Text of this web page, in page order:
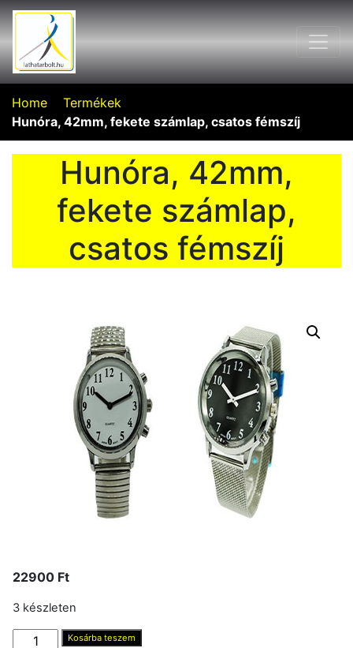
Home
Termékek
Hunóra, 42mm, fekete számlap, csatos fémszíj
Hunóra, 42mm,
fekete számlap,
csatos fémszíj
22900 Ft
3 készleten
Hunóra,
Kosárba teszem